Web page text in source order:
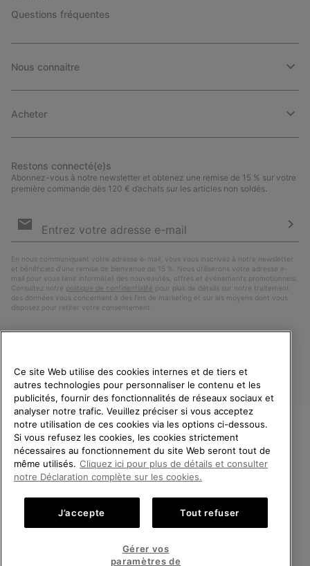
Questions fréquentes
Nous connaitre
Acheter
Restons connecté(e)s
Abonnez-vous à notre newsletter et obtenez une remise de 15 % sur votre
première commande dès 120 € d’achats sur les articles non soldés.
par
En nous communiquant votre adresse e-mail, vous vous inscrivez à notre newsletter
et bénéficiez d’une remise de bienvenue de 15 %. Nous utiliserons votre adresse e-
mail pour vous tenir informé(e) des nouveautés, offres et événements promotionnels.
Consultez notre politique de confidentialité pour plus de détails sur notre traitement
des données vous concernant à des fins de marketing et sur les moyens dont vous
disposez pour retirer votre consentement.
France
©2026 SOREL. Tous droits réservés.
Conditions Générales de Vente Garanties Légales
Impressum Public CBCR
Service client: Lun - Sam de 9h à 13h et de 14h à 18h
BIENVENUE CHEZ SOREL.
VEUILLEZ SÉLECTIONNER
VOTRE PAYS DE LIVRAISON.
Achats en ligne disponibles
Ce site Web utilise des cookies internes et de tiers et
autres technologies pour personnaliser le contenu et les
publicités, fournir des fonctionnalités de réseaux sociaux et
analyser notre trafic. Veuillez préciser si vous acceptez
notre utilisation de ces cookies via les options ci-dessous.
Si vous refusez les cookies, les cookies strictement
nécessaires au fonctionnement du site Web seront tout de
même utilisés. Cliquez ici pour plus de détails et consulter
notre Déclaration complète sur les cookies.
J’accepte Tout refuser
Gérer vos
paramètres de